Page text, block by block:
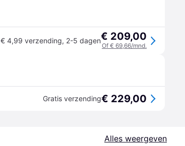
€ 4,99 verzending, 2-5 dagen€ 209,00
Of € 69,66/mnd.
Gratis verzending€ 229,00
Alles weergeven